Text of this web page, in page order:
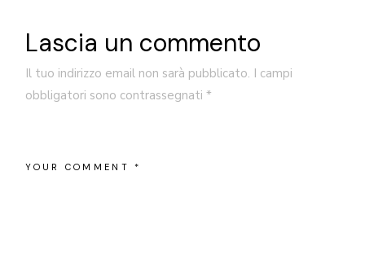
Lascia un commento
Il tuo indirizzo email non sarà pubblicato. I campi
obbligatori sono contrassegnati*